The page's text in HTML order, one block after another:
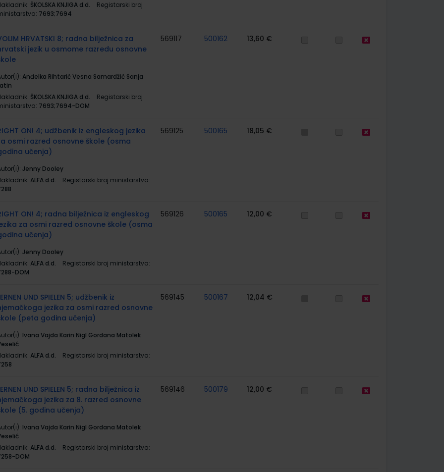
ŠKOLSKA KNJIGA d.d.
Registarski broj
7693;7694
HRVATSKI 8; radna bilježnica za
jezik u osmome razredu osnovne
Anđelka Rihtarić Vesna Samardžić Sanja
ŠKOLSKA KNJIGA d.d.
Registarski broj
7693;7694-DOM
569117 500162 13,60 €
ON! 4; udžbenik iz engleskog jezika
osmi razred osnovne škole (osma
učenja)
Jenny Dooley
ALFA d.d.
Registarski broj ministarstva:
569125 500165 18,05 €
ON! 4; radna bilježnica iz engleskog
za osmi razred osnovne škole (osma
učenja)
Jenny Dooley
ALFA d.d.
Registarski broj ministarstva:
DOM
569126 500165 12,00 €
UND SPIELEN 5; udžbenik iz
jezika za osmi razred osnovne
(peta godina učenja)
Ivana Vajda Karin Nigl Gordana Matolek
ALFA d.d.
Registarski broj ministarstva:
569145 500167 12,04 €
UND SPIELEN 5; radna bilježnica iz
jezika za 8. razred osnovne
(5. godina učenja)
Ivana Vajda Karin Nigl Gordana Matolek
ALFA d.d.
Registarski broj ministarstva:
DOM
569146 500179 12,00 €